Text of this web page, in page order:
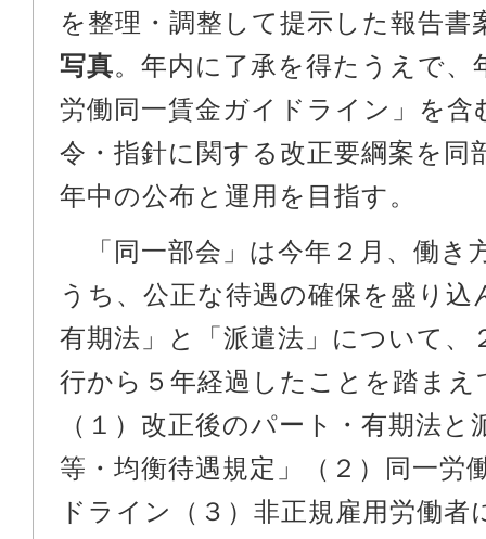
を整理・調整して提示した報告書
写真。年内に了承を得たうえで、
労働同一賃金ガイドライン」を含
令・指針に関する改正要綱案を同
年中の公布と運用を目指す。
「同一部会」は今年２月、働き
うち、公正な待遇の確保を盛り込
有期法」と「派遣法」について、
行から５年経過したことを踏まえ
（１）改正後のパート・有期法と
等・均衡待遇規定」（２）同一労
ドライン（３）非正規雇用労働者